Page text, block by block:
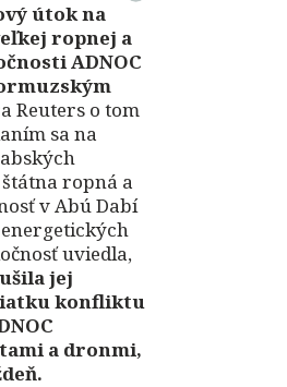
útok na
ropnej a
ADNOC
Reuters o tom
sa na
ropná a
v Abú Dabí
uviedla,
jej
konfliktu
a dronmi,